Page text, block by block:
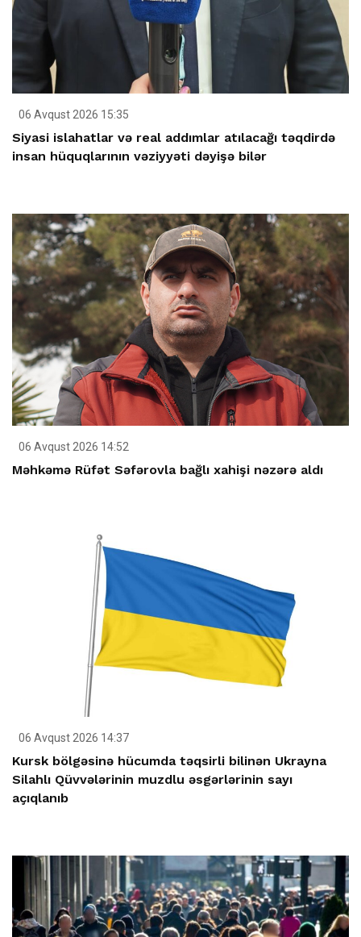
06 Avqust 2026 15:35
Siyasi islahatlar və real addımlar atılacağı təqdirdə
insan hüquqlarının vəziyyəti dəyişə bilər
06 Avqust 2026 14:52
Məhkəmə Rüfət Səfərovla bağlı xahişi nəzərə aldı
06 Avqust 2026 14:37
Kursk bölgəsinə hücumda təqsirli bilinən Ukrayna
Silahlı Qüvvələrinin muzdlu əsgərlərinin sayı
açıqlanıb